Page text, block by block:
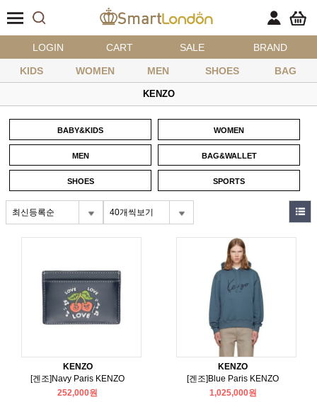
LOGIN CART SALE BRAND
KIDS WOMEN MEN SHOES BAG
KENZO
BABY&KIDS WOMEN
MEN BAG&WALLET
SHOES SPORTS
최신등록순 40개씩보기
KENZO
[겐조]Navy Paris KENZO
252,000원
KENZO
[겐조]Blue Paris KENZO
1,025,000원